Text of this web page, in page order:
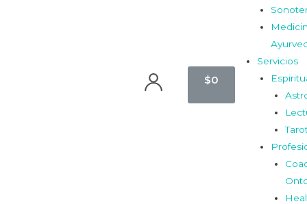
$0
Servicios